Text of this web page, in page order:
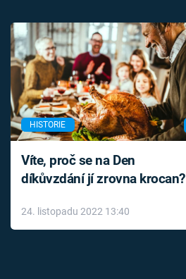
HISTORIE
Víte, proč se na Den
díkůvzdání jí zrovna krocan?
24. listopadu 2022 13:40